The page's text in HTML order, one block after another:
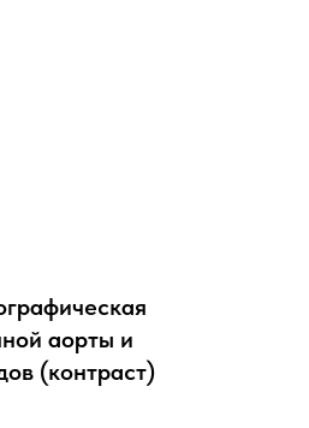
аорты и
(контраст)